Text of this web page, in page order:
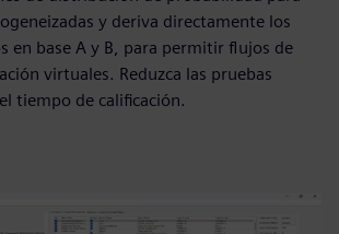
y deriva directamente los
en base A y B, para permitir flujos de
virtuales. Reduzca las pruebas
tiempo de calificación.